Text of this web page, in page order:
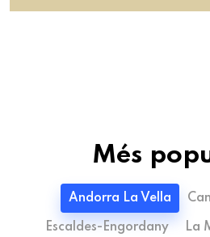
Més
Andorra La Vella
Escaldes-Engordany La